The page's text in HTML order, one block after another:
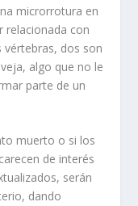
microrrotura en
relacionada con
vértebras, dos son
algo que no le
parte de un
muerto o si los
de interés
serán
dando